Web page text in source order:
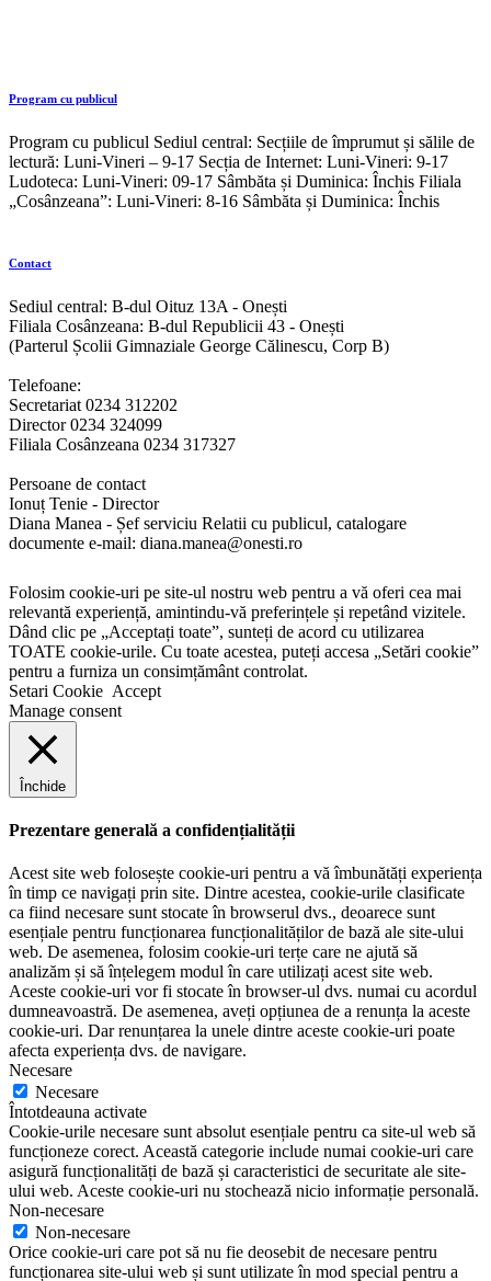
Program cu publicul
Program cu publicul Sediul central: Secțiile de împrumut și sălile de
lectură: Luni-Vineri – 9-17 Secția de Internet: Luni-Vineri: 9-17
Ludoteca: Luni-Vineri: 09-17 Sâmbăta și Duminica: Închis Filiala
„Cosânzeana”: Luni-Vineri: 8-16 Sâmbăta și Duminica: Închis
Contact
Sediul central: B-dul Oituz 13A - Onești
Filiala Cosânzeana: B-dul Republicii 43 - Onești
(Parterul Școlii Gimnaziale George Călinescu, Corp B)
Telefoane:
Secretariat 0234 312202
Director 0234 324099
Filiala Cosânzeana 0234 317327
Persoane de contact
Ionuț Tenie - Director
Diana Manea - Șef serviciu Relatii cu publicul, catalogare
documente e-mail: diana.manea@onesti.ro
Folosim cookie-uri pe site-ul nostru web pentru a vă oferi cea mai
relevantă experiență, amintindu-vă preferințele și repetând vizitele.
Dând clic pe „Acceptați toate”, sunteți de acord cu utilizarea
TOATE cookie-urile. Cu toate acestea, puteți accesa „Setări cookie”
pentru a furniza un consimțământ controlat.
Setari Cookie Accept
Manage consent
Închide
Prezentare generală a confidențialității
Acest site web folosește cookie-uri pentru a vă îmbunătăți experiența
în timp ce navigați prin site. Dintre acestea, cookie-urile clasificate
ca fiind necesare sunt stocate în browserul dvs., deoarece sunt
esențiale pentru funcționarea funcționalităților de bază ale site-ului
web. De asemenea, folosim cookie-uri terțe care ne ajută să
analizăm și să înțelegem modul în care utilizați acest site web.
Aceste cookie-uri vor fi stocate în browser-ul dvs. numai cu acordul
dumneavoastră. De asemenea, aveți opțiunea de a renunța la aceste
cookie-uri. Dar renunțarea la unele dintre aceste cookie-uri poate
afecta experiența dvs. de navigare.
Necesare
Necesare
Întotdeauna activate
Cookie-urile necesare sunt absolut esențiale pentru ca site-ul web să
funcționeze corect. Această categorie include numai cookie-uri care
asigură funcționalități de bază și caracteristici de securitate ale site-
ului web. Aceste cookie-uri nu stochează nicio informație personală.
Non-necesare
Non-necesare
Orice cookie-uri care pot să nu fie deosebit de necesare pentru
funcționarea site-ului web și sunt utilizate în mod special pentru a